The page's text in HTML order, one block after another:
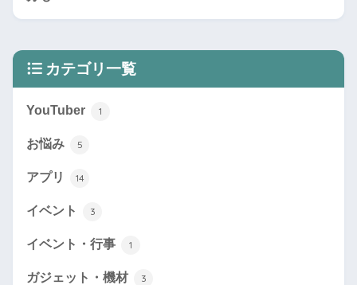
カテゴリ一覧
YouTuber 1
お悩み 5
アプリ 14
イベント 3
イベント・行事 1
ガジェット・機材 3